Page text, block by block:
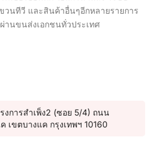
วนทีวี และสินค้าอื่นๆอีกหลายรายการ
านขนส่งเอกชนทั่วประเทศ
การสำเพ็ง2 (ซอย 5/4) ถนน
เขตบางแค กรุงเทพฯ 10160